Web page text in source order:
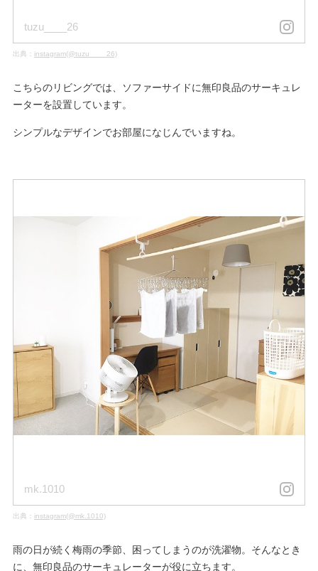
tuzu____26
出典： instagram(@tuzu____26)
こちらのリビングでは、ソファーサイドに無印良品のサーキュレ
ーターを設置しています。
シンプルなデザインでお部屋になじんでいますね。
mk.1010
出典： instagram(@mk.1010)
雨の日が続く梅雨の季節、困ってしまうのが洗濯物。そんなとき
に、無印良品のサーキュレーターが役に立ちます。